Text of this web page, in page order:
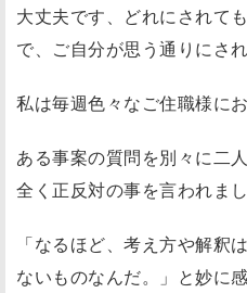
大丈夫です、どれにされて
で、ご自分が思う通りにさ
私は毎週色々なご住職様にお
ある事案の質問を別々に二
全く正反対の事を言われまし
「なるほど、考え方や解釈
ないものなんだ。」と妙に